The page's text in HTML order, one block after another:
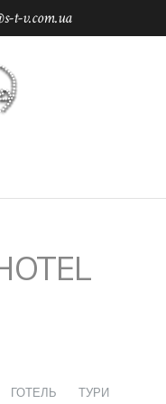
t-v.com.ua
ОАЕ
ГОТЕЛЬ ТУРИ